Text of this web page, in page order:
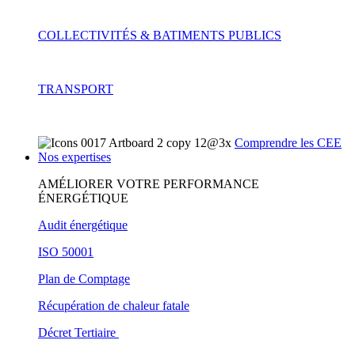
COLLECTIVITÉS & BATIMENTS PUBLICS
TRANSPORT
Comprendre les CEE
Nos expertises
AMÉLIORER VOTRE PERFORMANCE
ÉNERGÉTIQUE
Audit énergétique
ISO 50001
Plan de Comptage
Récupération de chaleur fatale
Décret Tertiaire